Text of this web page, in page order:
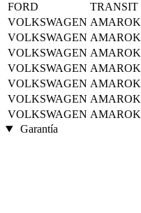
FORD
TRANSIT
VOLKSWAGEN AMAROK
VOLKSWAGEN AMAROK
VOLKSWAGEN AMAROK
VOLKSWAGEN AMAROK
VOLKSWAGEN AMAROK
VOLKSWAGEN AMAROK
VOLKSWAGEN AMAROK
Garantía